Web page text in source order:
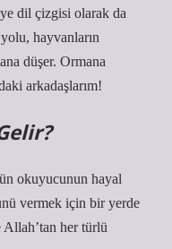
dil çizgisi olarak da
hayvanların
düşer. Ormana
arkadaşlarım!
okuyucunun hayal
vermek için bir yerde
Allah’tan her türlü